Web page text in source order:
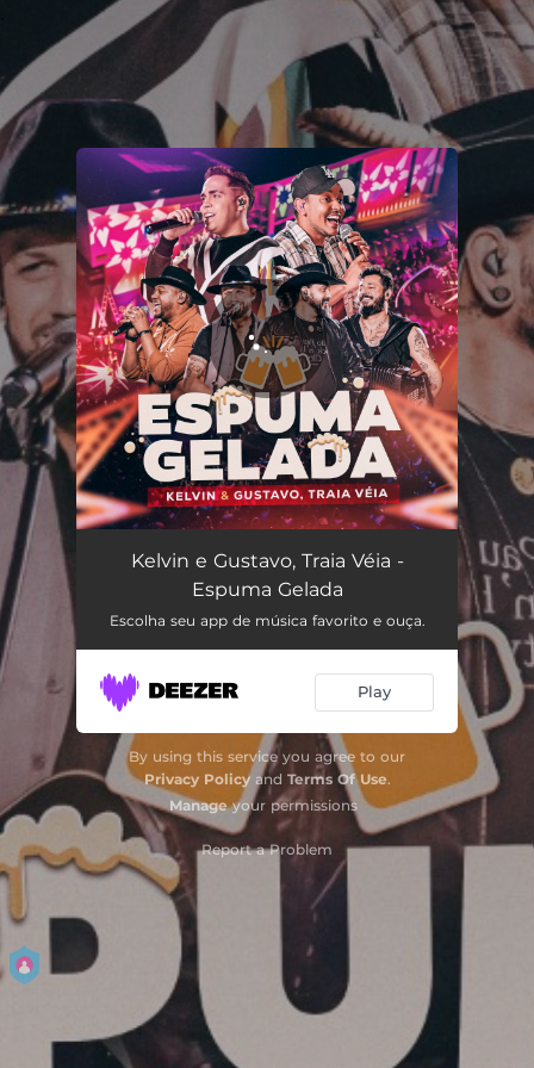
You're all set!
Espuma Gelada (Ao Vivo)
Kelvin e Gustavo, Traia Véia -
Espuma Gelada
Escolha seu app de música favorito e ouça.
Play
By using this service you agree to our
Privacy Policyand Terms Of Use.
Manageyour permissions
Report a Problem